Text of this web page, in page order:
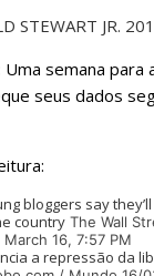
STEWART JR.
Uma semana para
seus dados
bloggers say
country The Wall
16, 7:57 PM
a repressão da